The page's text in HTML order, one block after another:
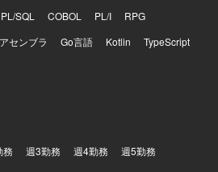
PL/SQL COBOL PL/I
RPG
アセンブラ Go言語 Kotlin
TypeScript
務 週3勤務 週4勤務 週5勤務